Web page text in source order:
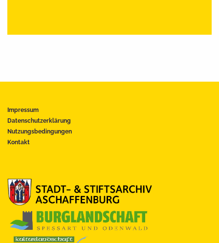
Impressum
Datenschutzerklärung
Nutzungsbedingungen
Kontakt